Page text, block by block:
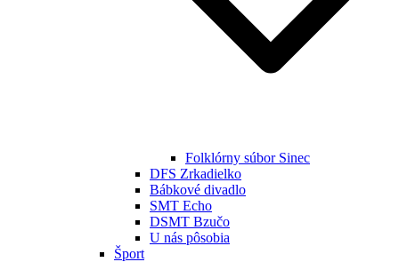
Folklórny súbor Sinec
DFS Zrkadielko
Bábkové divadlo
SMT Echo
DSMT Bzučo
U nás pôsobia
Šport